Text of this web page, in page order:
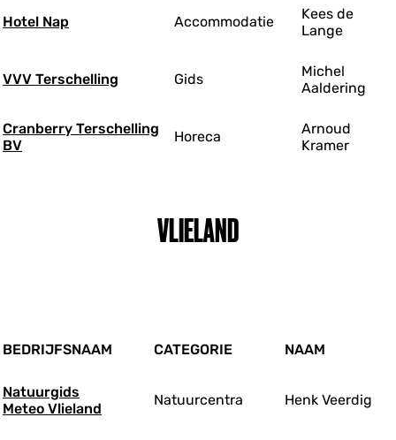
Hotel Nap Accommodatie
Kees de
Lange
VVV Terschelling Gids
Michel
Aaldering
Cranberry Terschelling
BV
Horeca
Arnoud
Kramer
VLIELAND
BEDRIJFSNAAM CATEGORIE NAAM
Natuurgids
Meteo Vlieland
Natuurcentra Henk Veerdig